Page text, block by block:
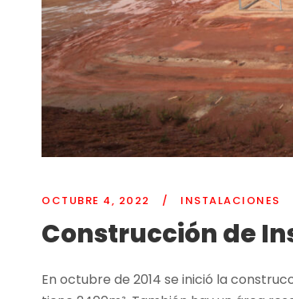
OCTUBRE 4, 2022 / INSTALACIONES
Construcción de
En octubre de 2014 se inició la